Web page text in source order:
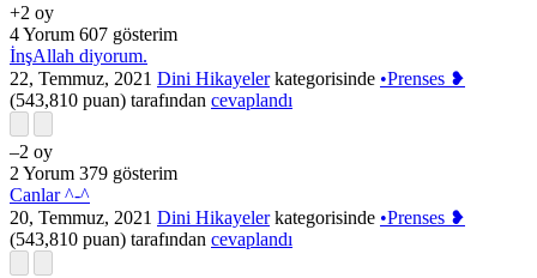
+2 oy
4Yorum 607 gösterim
İnşAllah diyorum.
22, Temmuz, 2021 Dini Hikayelerkategorisinde •Prenses ❥
(543,810 puan) tarafından cevaplandı
–2 oy
2 Yorum 379 gösterim
Canlar ^-^
20, Temmuz, 2021 Dini Hikayelerkategorisinde •Prenses ❥
(543,810 puan) tarafından cevaplandı